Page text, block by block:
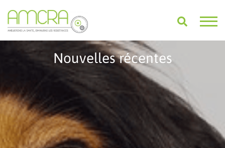
Nouvelles récentes